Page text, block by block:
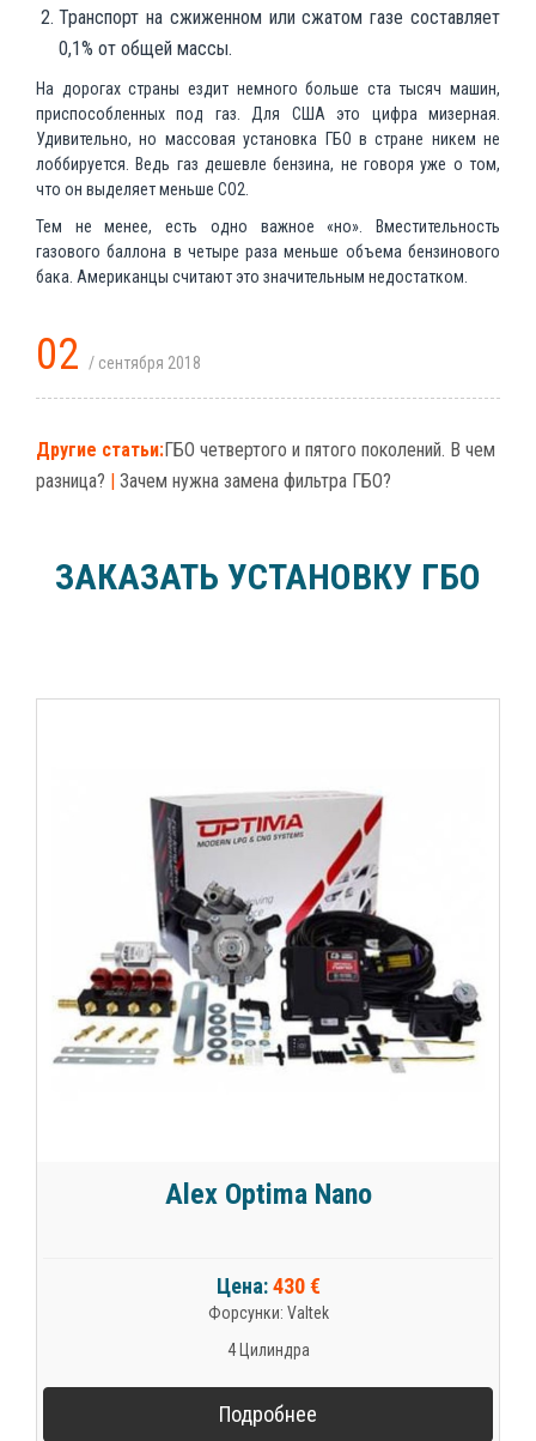
Транспорт на сжиженном или сжатом газе составляет
0,1% от общей массы.
На дорогах страны ездит немного больше ста тысяч машин,
приспособленных под газ. Для США это цифра мизерная.
Удивительно, но массовая установка ГБО в стране никем не
лоббируется. Ведь газ дешевле бензина, не говоря уже о том,
что он выделяет меньше СО2.
Тем не менее, есть одно важное «но». Вместительность
газового баллона в четыре раза меньше объема бензинового
бака. Американцы считают это значительным недостатком.
02 / сентября 2018
Другие статьи:ГБО четвертого и пятого поколений. В чем
разница?
Зачем нужна замена фильтра ГБО?
ЗАКАЗАТЬ УСТАНОВКУ ГБО
Alex Optima Nano
Цена:430 €
Форсунки: Valtek
4 Цилиндра
Подробнее